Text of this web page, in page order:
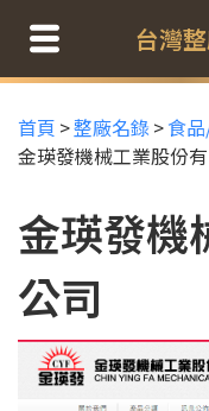
台灣
首頁 >整廠名錄>食
金瑛發機械工業股份
金瑛發機
公司